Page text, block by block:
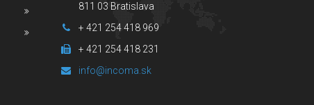
811 03 Bratislava
+ 421 254 418 969
+ 421 254 418 231
info@incoma.sk